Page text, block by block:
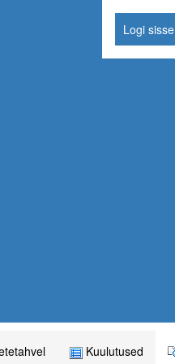
Logi sisse
Kuulutused